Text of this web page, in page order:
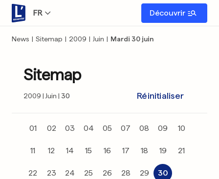
FR Découvrir
News | Sitemap | 2009 | Juin | Mardi 30 juin
Sitemap
2009 Juin 30 Réinitialiser
01 02 03 04 05 07 08 09 10
11 12 14 15 16 17 18 19 21
22 23 24 25 26 28 29 30